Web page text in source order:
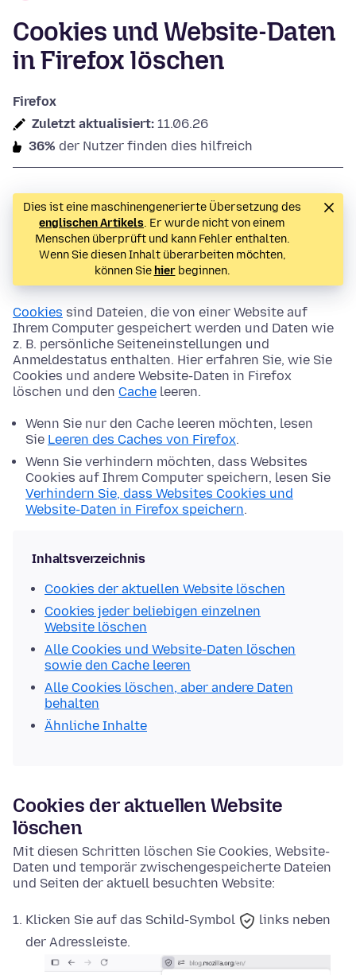
Cookies und Website-Daten
in Firefox löschen
Firefox
Zuletzt aktualisiert: 11.06.26
36% der Nutzer finden dies hilfreich
Dies ist eine maschinengenerierte Übersetzung des
englischen Artikels. Er wurde nicht von einem
Menschen überprüft und kann Fehler enthalten.
Wenn Sie diesen Inhalt überarbeiten möchten,
können Sie hierbeginnen.
Cookies sind Dateien, die von einer Website auf
Ihrem Computer gespeichert werden und Daten wie
z. B. persönliche Seiteneinstellungen und
Anmeldestatus enthalten. Hier erfahren Sie, wie Sie
Cookies und andere Website-Daten in Firefox
löschen und den Cache leeren.
Wenn Sie nur den Cache leeren möchten, lesen
Sie Leeren des Caches von Firefox.
Wenn Sie verhindern möchten, dass Websites
Cookies auf Ihrem Computer speichern, lesen Sie
Verhindern Sie, dass Websites Cookies und
Website-Daten in Firefox speichern.
Inhaltsverzeichnis
Cookies der aktuellen Website löschen
Cookies jeder beliebigen einzelnen
Website löschen
Alle Cookies und Website-Daten löschen
sowie den Cache leeren
Alle Cookies löschen, aber andere Daten
behalten
Ähnliche Inhalte
Cookies der aktuellen Website
löschen
Mit diesen Schritten löschen Sie Cookies, Website-
Daten und temporär zwischengespeicherte Dateien
und Seiten der aktuell besuchten Website:
Klicken Sie auf das Schild-Symbol
links neben
der Adressleiste.